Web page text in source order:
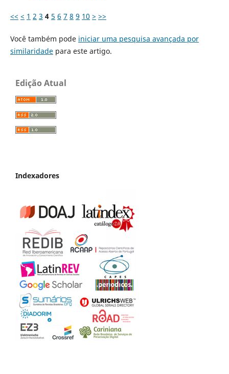
<< < 1 2 3 4 5 6 7 8 9 10 > >>
Você também pode iniciar uma pesquisa avançada por
similaridadepara este artigo.
Edição Atual
Indexadores